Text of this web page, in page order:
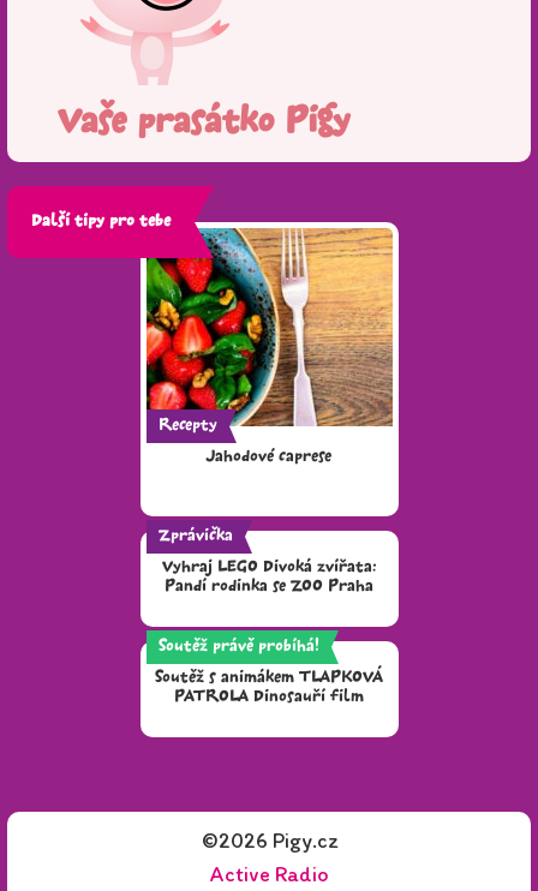
Vaše prasátko Pigy
Další tipy pro tebe
Recepty
Jahodové caprese
Zprávička
Vyhraj LEGO Divoká zvířata:
Pandí rodinka se ZOO Praha
Soutěž právě probíhá!
Soutěž s animákem TLAPKOVÁ
PATROLA Dinosauří film
©2026 Pigy.cz
Active Radio